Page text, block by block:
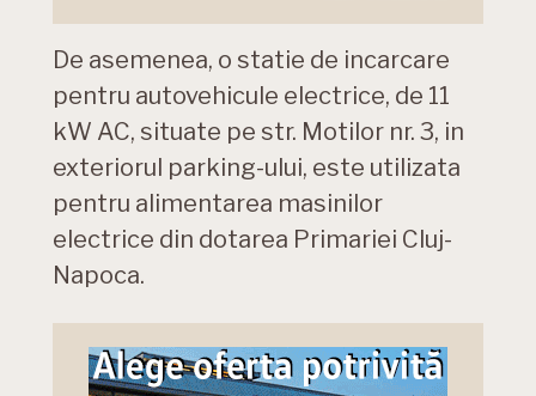
De asemenea, o statie de incarcare
pentru autovehicule electrice, de 11
kW AC, situate pe str. Motilor nr. 3, in
exteriorul parking-ului, este utilizata
pentru alimentarea masinilor
electrice din dotarea Primariei Cluj-
Napoca.